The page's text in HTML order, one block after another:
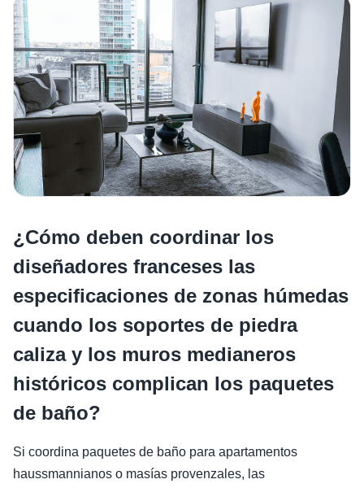
¿Cómo deben coordinar los
diseñadores franceses las
especificaciones de zonas húmedas
cuando los soportes de piedra
caliza y los muros medianeros
históricos complican los paquetes
de baño?
Si coordina paquetes de baño para apartamentos
haussmannianos o masías provenzales, las